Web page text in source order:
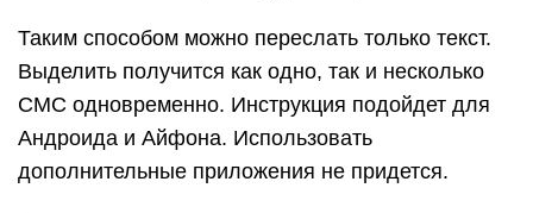
Таким способом можно переслать только текст.
Выделить получится как одно, так и несколько
СМС одновременно. Инструкция подойдет для
Андроида и Айфона. Использовать
дополнительные приложения не придется.